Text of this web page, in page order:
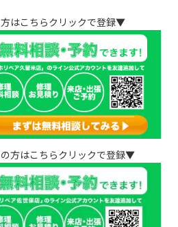
はこちらクリックで登録▼
方はこちらクリックで登録▼